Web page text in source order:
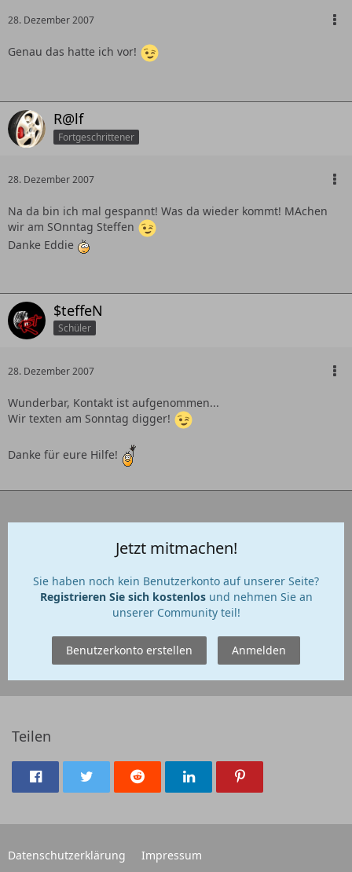
28. Dezember 2007
Genau das hatte ich vor!
R@lf
Fortgeschrittener
28. Dezember 2007
Na da bin ich mal gespannt! Was da wieder kommt! MAchen
wir am SOnntag Steffen
Danke Eddie
$teffeN
Schüler
28. Dezember 2007
Wunderbar, Kontakt ist aufgenommen...
Wir texten am Sonntag digger!
Danke für eure Hilfe!
Jetzt mitmachen!
Sie haben noch kein Benutzerkonto auf unserer Seite?
Registrieren Sie sich kostenlosund nehmen Sie an
unserer Community teil!
Benutzerkonto erstellen Anmelden
Teilen
Datenschutzerklärung Impressum